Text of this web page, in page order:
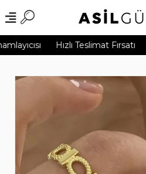
Hızlı Teslimat Fırsatı